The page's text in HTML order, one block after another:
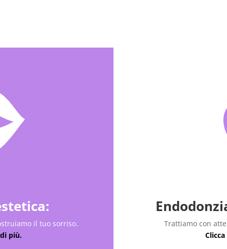
il tuo sorriso.
più.
Trattiamo con